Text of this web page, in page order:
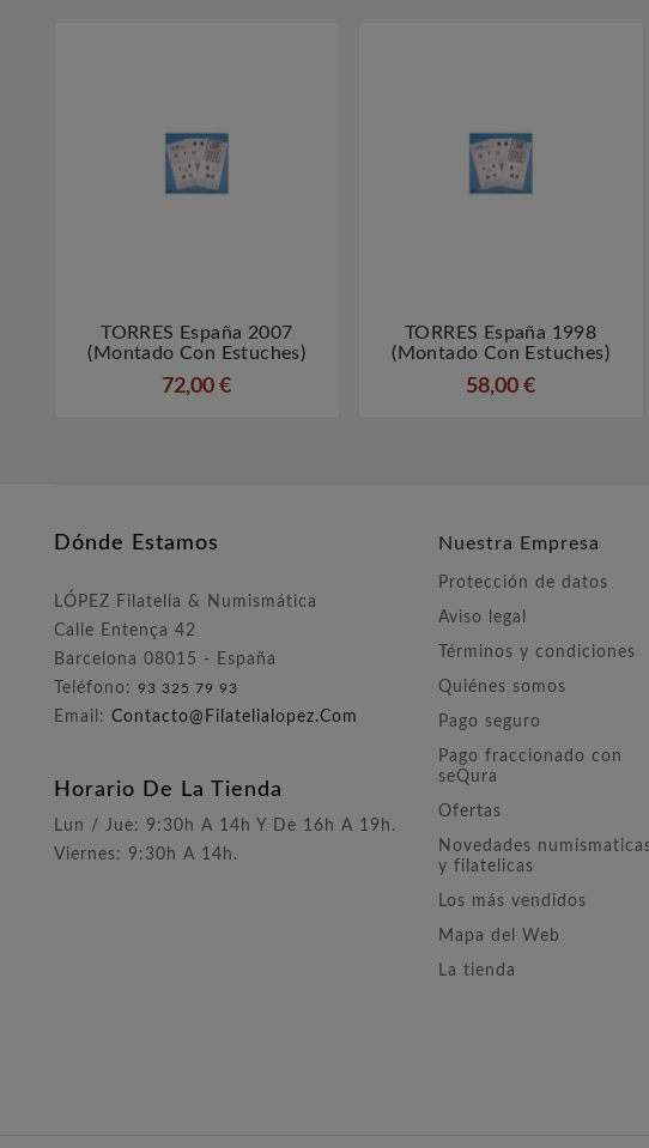
 
TORRES España 2007
(montado Con Estuches)
72,00 €
 
TORRES España 1998
(montado Con Estuches)
58,00 €
Dónde Estamos
LÓPEZ Filatelia & Numismática
Calle Entença 42
Barcelona 08015 - España
Teléfono: 93 325 79 93
Email: Contacto@filatelialopez.com
Horario De La Tienda
Lun / Jue: 9:30h A 14h Y De 16h A 19h.
Viernes: 9:30h A 14h.
Nuestra Empresa
Protección de datos
Aviso legal
Términos y condiciones
Quiénes somos
Pago seguro
Pago fraccionado con
seQura
Ofertas
Novedades
y filatelicas
Los más vendidos
Mapa del Web
La tienda